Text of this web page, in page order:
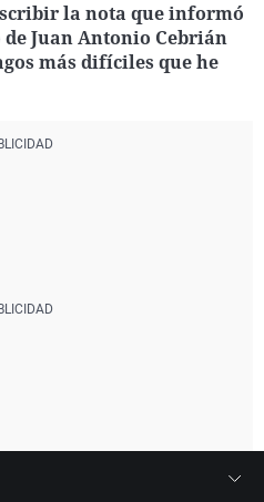
la nota que informó
Juan Antonio Cebrián
más difíciles que he